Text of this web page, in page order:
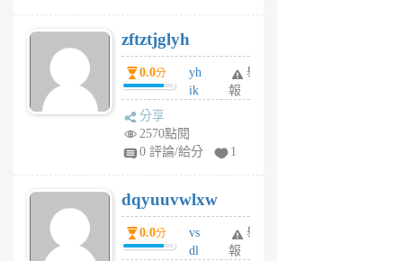
月
前
zftztjglyh
0.0分
yh
ik
tu
6
個
月
前
舉
報
分享
2570點閱
0 評論/給分
1
dqyuuvwlxw
0.0分
vs
dl
舉
報